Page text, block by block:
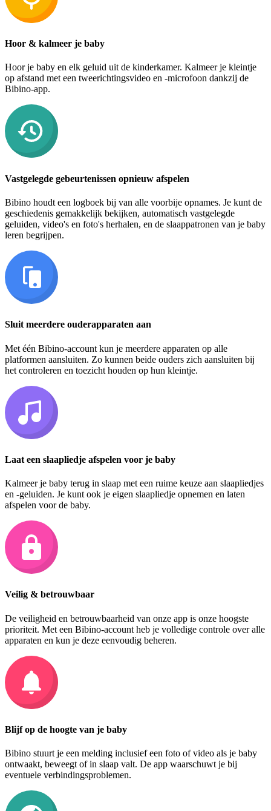
Hoor & kalmeer je baby
Hoor je baby en elk geluid uit de kinderkamer. Kalmeer je kleintje
op afstand met een tweerichtingsvideo en -microfoon dankzij de
Bibino-app.
Vastgelegde gebeurtenissen opnieuw afspelen
Bibino houdt een logboek bij van alle voorbije opnames. Je kunt de
geschiedenis gemakkelijk bekijken, automatisch vastgelegde
geluiden, video's en foto's herhalen, en de slaappatronen van je baby
leren begrijpen.
Sluit meerdere ouderapparaten aan
Met één Bibino-account kun je meerdere apparaten op alle
platformen aansluiten. Zo kunnen beide ouders zich aansluiten bij
het controleren en toezicht houden op hun kleintje.
Laat een slaapliedje afspelen voor je baby
Kalmeer je baby terug in slaap met een ruime keuze aan slaapliedjes
en -geluiden. Je kunt ook je eigen slaapliedje opnemen en laten
afspelen voor de baby.
Veilig & betrouwbaar
De veiligheid en betrouwbaarheid van onze app is onze hoogste
prioriteit. Met een Bibino-account heb je volledige controle over alle
apparaten en kun je deze eenvoudig beheren.
Blijf op de hoogte van je baby
Bibino stuurt je een melding inclusief een foto of video als je baby
ontwaakt, beweegt of in slaap valt. De app waarschuwt je bij
eventuele verbindingsproblemen.